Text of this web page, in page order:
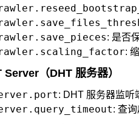
: 是否
:
Server（DHT 服务器）
: DHT 服务器监听
: 查询